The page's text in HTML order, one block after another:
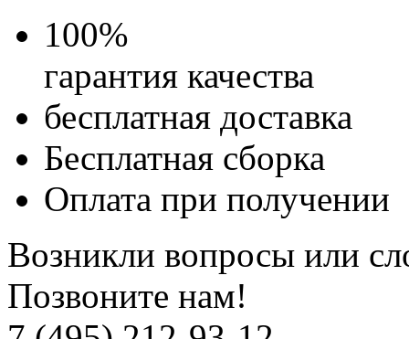
100%
гарантия качества
бесплатная доставка
Бесплатная сборка
Оплата при получении
Возникли вопросы или
Позвоните нам!